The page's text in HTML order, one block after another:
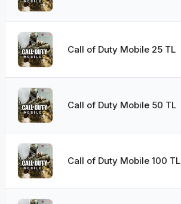
Call of Duty Mobile 25 TL
Call of Duty Mobile 50 TL
Call of Duty Mobile 100 TL